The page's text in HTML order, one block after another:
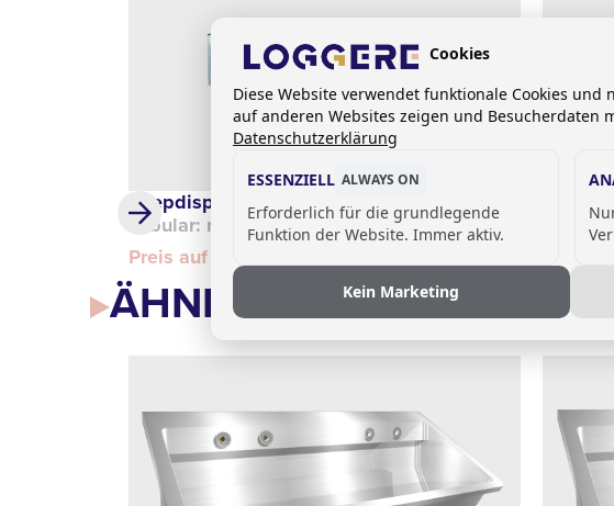
Zeepdispenser
Tubular: muurinbouw met batterijhouder
Preis auf Anfrage
Contura
ÄHNLICHE PRODUKTE
Cookies
Diese Website verwendet funktionale Cookies
auf anderen Websites zeigen und Besucherdaten
Datenschutzerklärung
ESSENZIELL ALWAYS ON
Erforderlich für die grundlegende
Funktion der Website. Immer aktiv.
Kein Marketing